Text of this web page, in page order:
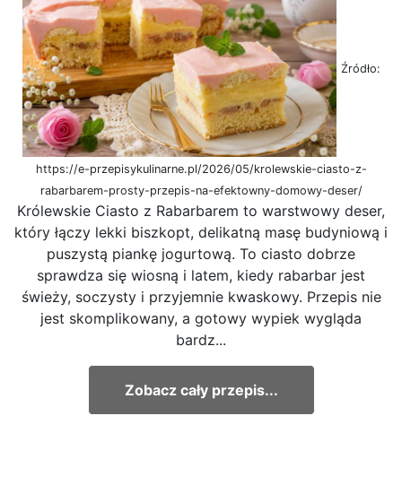
Źródło:
https://e-przepisykulinarne.pl/2026/05/krolewskie-ciasto-z-
rabarbarem-prosty-przepis-na-efektowny-domowy-deser/
Królewskie Ciasto z Rabarbarem to warstwowy deser,
który łączy lekki biszkopt, delikatną masę budyniową i
puszystą piankę jogurtową. To ciasto dobrze
sprawdza się wiosną i latem, kiedy rabarbar jest
świeży, soczysty i przyjemnie kwaskowy. Przepis nie
jest skomplikowany, a gotowy wypiek wygląda
bardz...
Zobacz cały przepis...